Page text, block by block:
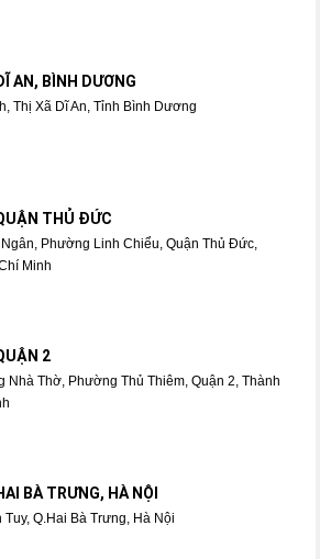
AN, BÌNH DƯƠNG
Thị Xã Dĩ An, Tỉnh Bình Dương
THỦ ĐỨC
Phường Linh Chiểu, Quận Thủ Đức,
Minh
2
Nhà Thờ, Phường Thủ Thiêm, Quận 2, Thành
BÀ TRƯNG, HÀ NỘI
Tuy, Q.Hai Bà Trưng, Hà Nội